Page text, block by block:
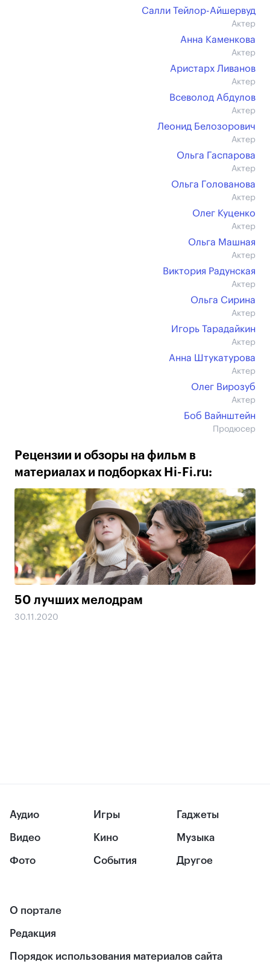
Салли Тейлор-Айшервуд
Актер
Анна Каменкова
Актер
Аристарх Ливанов
Актер
Всеволод Абдулов
Актер
Леонид Белозорович
Актер
Ольга Гаспарова
Актер
Ольга Голованова
Актер
Олег Куценко
Актер
Ольга Машная
Актер
Виктория Радунская
Актер
Ольга Сирина
Актер
Игорь Тарадайкин
Актер
Анна Штукатурова
Актер
Олег Вирозуб
Актер
Боб Вайнштейн
Продюсер
Рецензии и обзоры на фильм в
материалах и подборках Hi-Fi.ru:
50 лучших мелодрам
30.11.2020
Аудио
Видео
Фото
Игры
Кино
События
Гаджеты
Музыка
Другое
О портале
Редакция
Порядок использования материалов сайта